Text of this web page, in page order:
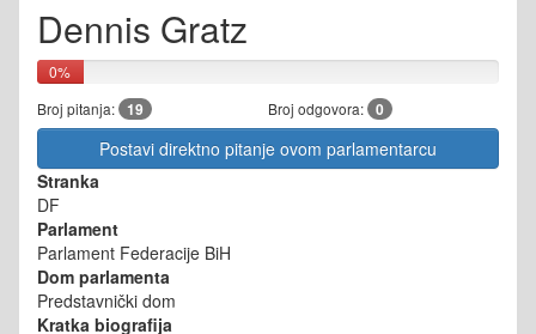
Dennis Gratz
0%
Broj pitanja: 19 Broj odgovora: 0
Postavi direktno pitanje ovom parlamentarcu
Stranka
DF
Parlament
Parlament Federacije BiH
Dom parlamenta
Predstavnički dom
Kratka biografija